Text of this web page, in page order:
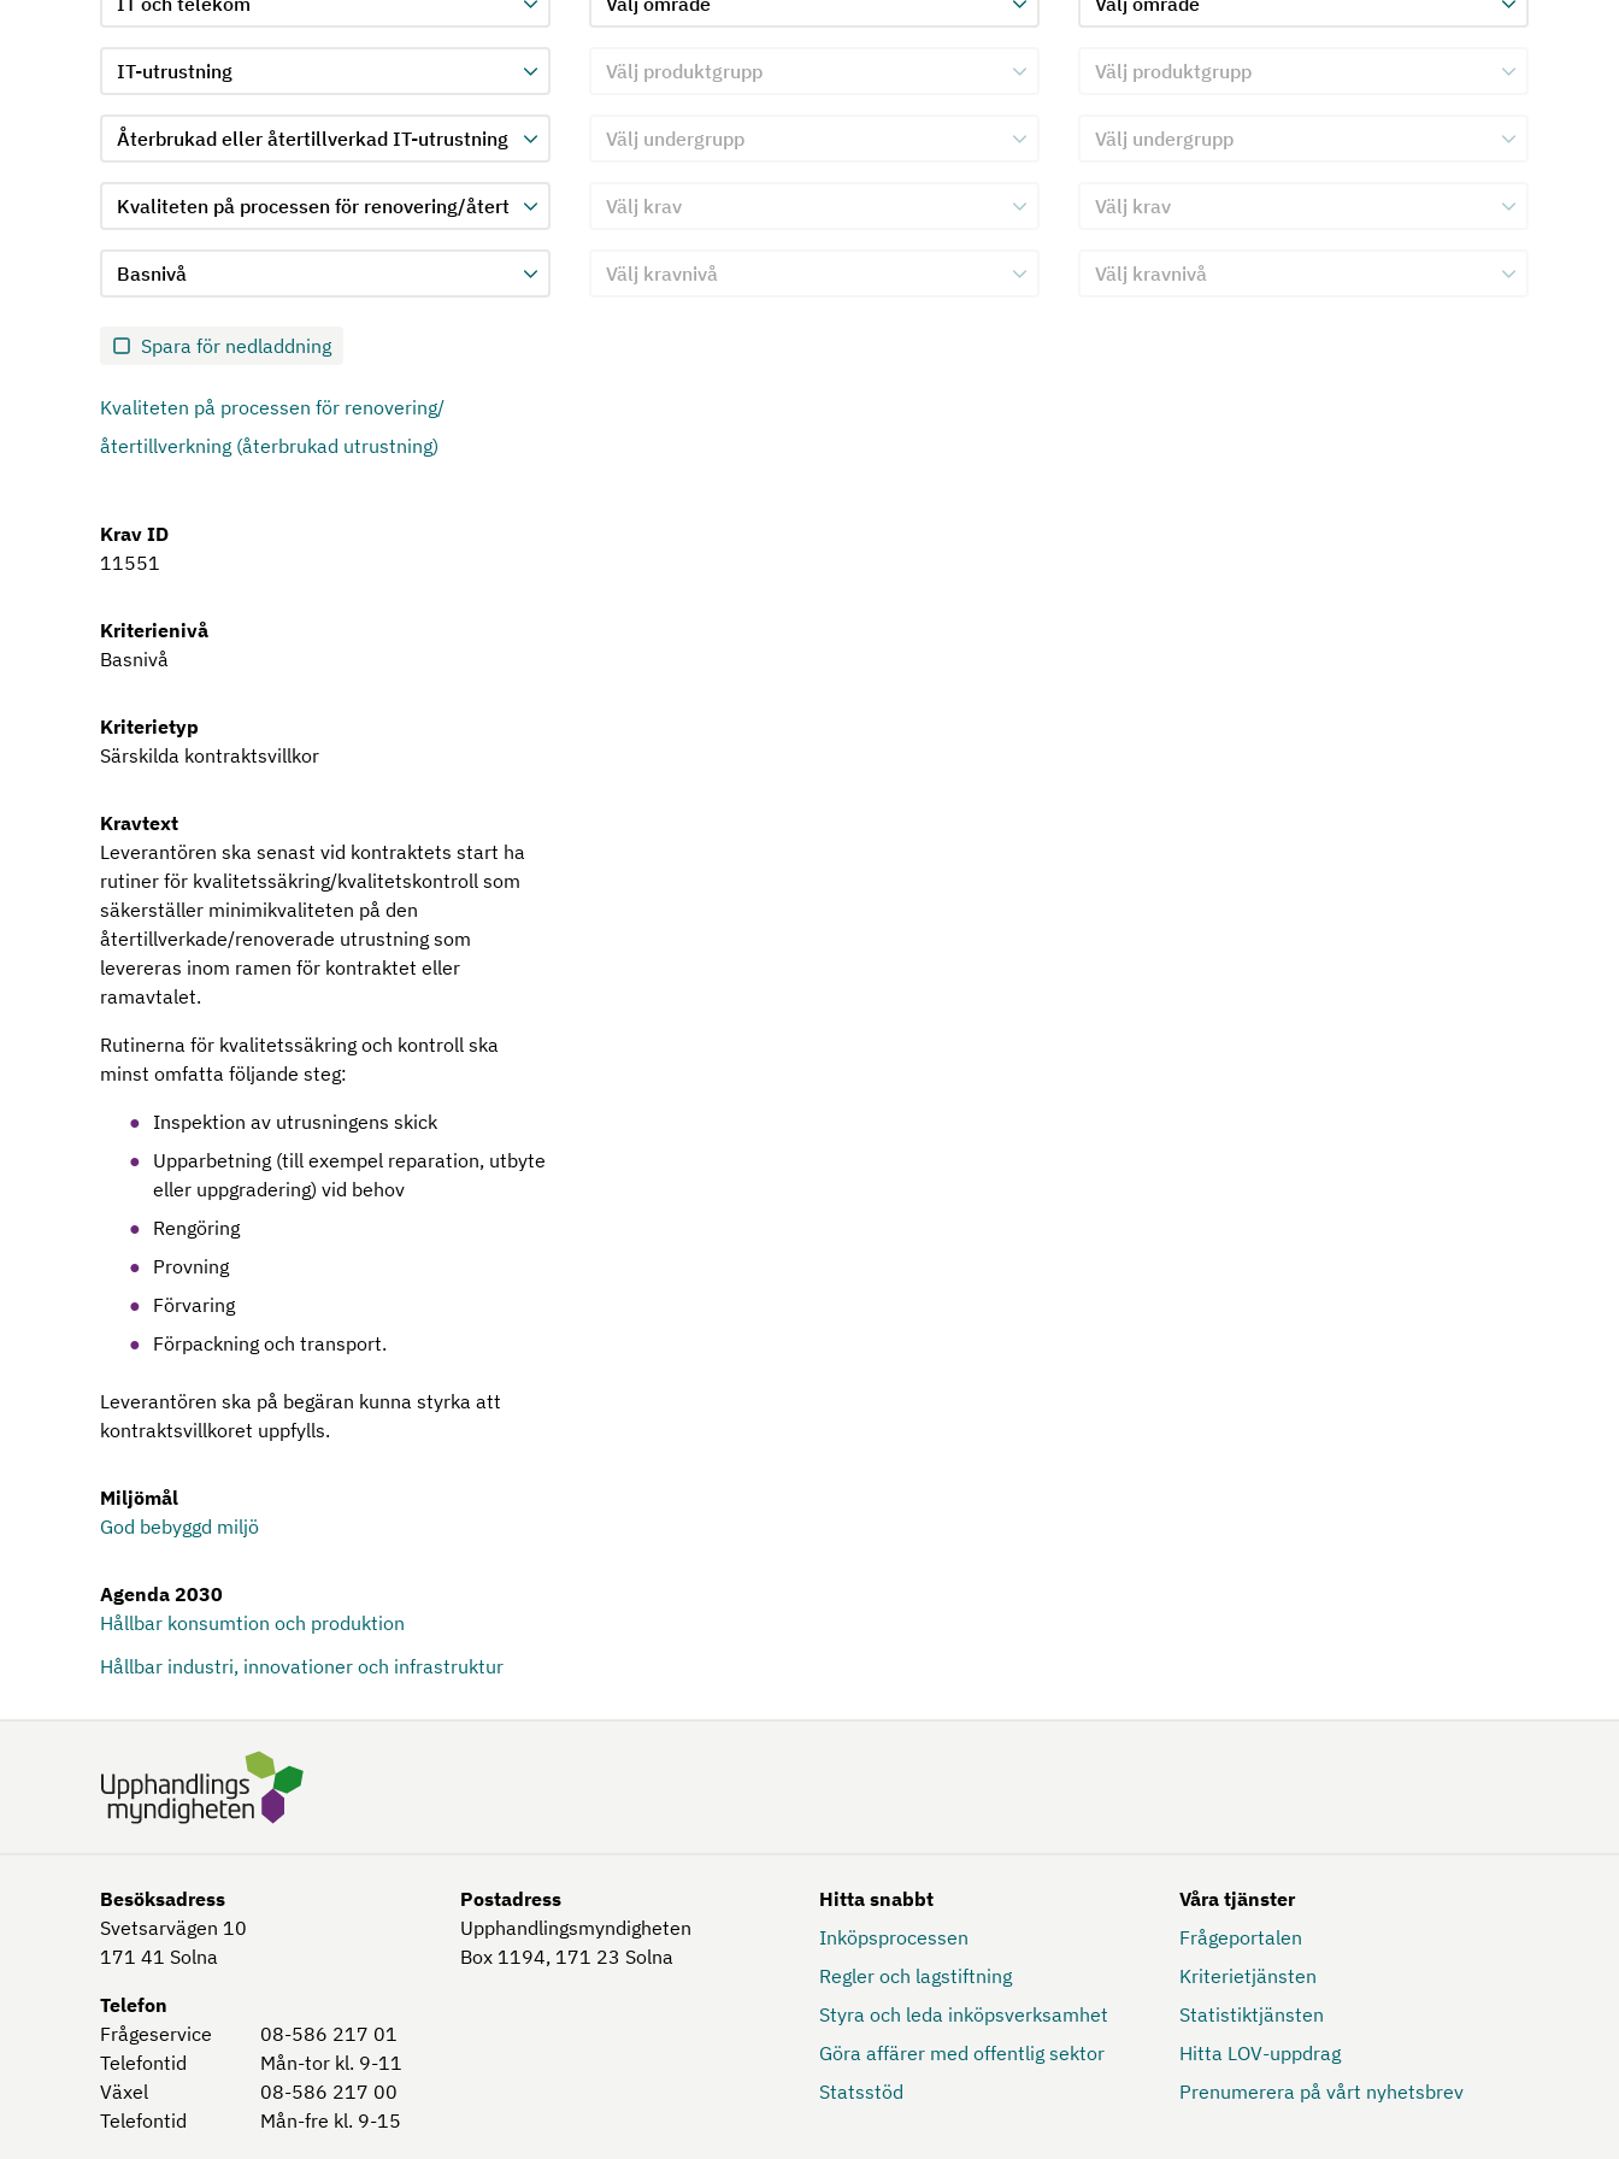
Välj produktgrupp för kriterie 1
Välj undergrupp för kriterie 1
Välj krav för kriterie 1
Välj kravnivå för kriterie 1
Spara för nedladdning
Kvaliteten på processen för renovering/
återtillverkning (återbrukad utrustning)
Krav ID
11551
Kriterienivå
Basnivå
Kriterietyp
Särskilda kontraktsvillkor
Kravtext
Leverantören ska senast vid kontraktets start ha
rutiner för kvalitetssäkring/kvalitetskontroll som
säkerställer minimikvaliteten på den
återtillverkade/renoverade utrustning som
levereras inom ramen för kontraktet eller
ramavtalet.
Rutinerna för kvalitetssäkring och kontroll ska
minst omfatta följande steg:
Inspektion av utrusningens skick
Upparbetning (till exempel reparation, utbyte
eller uppgradering) vid behov
Rengöring
Provning
Förvaring
Förpackning och transport.
Leverantören ska på begäran kunna styrka att
kontraktsvillkoret uppfylls.
Miljömål
God bebyggd miljö
Agenda 2030
Hållbar konsumtion och produktion
Hållbar industri, innovationer och infrastruktur
Välj produktgrupp för kriterie 2
Välj undergrupp för kriterie 2
Välj krav för kriterie 2
Välj kravnivå för kriterie 2
Välj produktgrupp för kriterie 3
Välj undergrupp för kriterie 3
Välj krav för kriterie 3
Välj kravnivå för kriterie 3
Besöksadress
Svetsarvägen 10
171 41 Solna
Telefon
Frågeservice
08-586 217 01
Telefontid
Mån-tor kl. 9-11
Växel
08-586 217 00
Telefontid
Mån-fre kl. 9-15
Postadress
Upphandlingsmyndigheten
Box 1194, 171 23 Solna
Hitta snabbt
Inköpsprocessen
Regler och lagstiftning
Styra och leda inköpsverksamhet
Göra affärer med offentlig sektor
Statsstöd
Våra tjänster
Frågeportalen
Kriterietjänsten
Statistiktjänsten
Hitta LOV-uppdrag
Prenumerera på vårt nyhetsbrev